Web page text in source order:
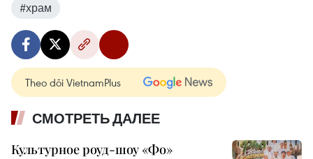
#храм
Theo dõi VietnamPlus
СМОТРЕТЬ ДАЛЕЕ
Культурное роуд-шоу «Фо»